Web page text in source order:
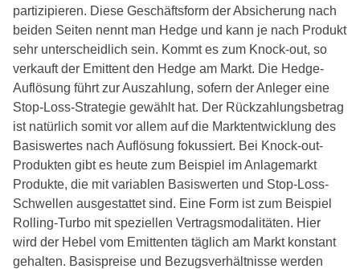
partizipieren. Diese Geschäftsform der Absicherung nach
beiden Seiten nennt man Hedge und kann je nach Produkt
sehr unterscheidlich sein. Kommt es zum Knock-out, so
verkauft der Emittent den Hedge am Markt. Die Hedge-
Auflösung führt zur Auszahlung, sofern der Anleger eine
Stop-Loss-Strategie gewählt hat. Der Rückzahlungsbetrag
ist natürlich somit vor allem auf die Marktentwicklung des
Basiswertes nach Auflösung fokussiert. Bei Knock-out-
Produkten gibt es heute zum Beispiel im Anlagemarkt
Produkte, die mit variablen Basiswerten und Stop-Loss-
Schwellen ausgestattet sind. Eine Form ist zum Beispiel
Rolling-Turbo mit speziellen Vertragsmodalitäten. Hier
wird der Hebel vom Emittenten täglich am Markt konstant
gehalten. Basispreise und Bezugsverhältnisse werden